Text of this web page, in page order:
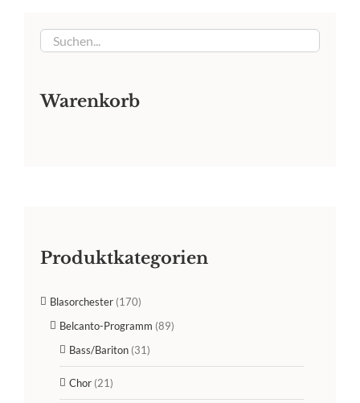
Produktkategorien
Blasorchester (170)
Belcanto-Programm (89)
Bass/Bariton (31)
Chor (21)
Warenkorb